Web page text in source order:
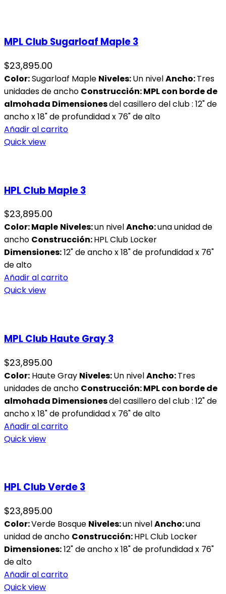
MPL Club Sugarloaf Maple 3
$23,895.00
Color:Sugarloaf Maple Niveles:Un nivelAncho:Tres
unidades de ancho Construcción: MPL con borde de
almohada Dimensionesdel casillero del club : 12" de
ancho x 18" de profundidad x 76" de alto
Añadir al carrito
Quick view
HPL Club Maple 3
$23,895.00
Color: Maple Niveles:un nivelAncho:una unidad de
ancho Construcción:HPL Club Locker
Dimensiones:12" de ancho x 18" de profundidad x 76"
de alto
Añadir al carrito
Quick view
MPL Club Haute Gray 3
$23,895.00
Color: Haute Gray Niveles:Un nivelAncho:Tres
unidades de ancho Construcción: MPL con borde de
almohada Dimensionesdel casillero del club : 12" de
ancho x 18" de profundidad x 76" de alto
Añadir al carrito
Quick view
HPL Club Verde 3
$23,895.00
Color:Verde Bosque Niveles:un nivelAncho:una
unidad de ancho Construcción:HPL Club Locker
Dimensiones:12" de ancho x 18" de profundidad x 76"
de alto
Añadir al carrito
Quick view